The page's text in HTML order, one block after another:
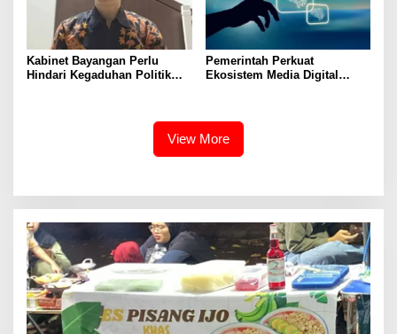
Kabinet Bayangan Perlu
Hindari Kegaduhan Politik
Pemerintah Perkuat
Ekosistem Media Digital
View More